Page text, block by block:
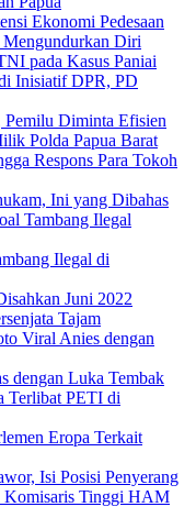
Ekonomi Pedesaan
Mengundurkan Diri
pada Kasus Paniai
Inisiatif DPR, PD
Pemilu Diminta Efisien
Polda Papua Barat
Respons Para Tokoh
Ini yang Dibahas
Tambang Ilegal
Ilegal di
Juni 2022
Tajam
Viral Anies dengan
dengan Luka Tembak
Terlibat PETI di
Eropa Terkait
Isi Posisi Penyerang
Komisaris Tinggi HAM